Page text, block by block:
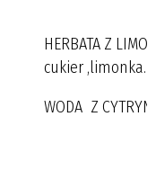
HERBATA Z
cukier ,limonka.
WODA Z